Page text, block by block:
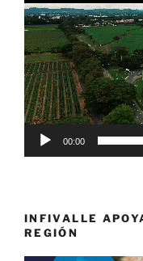
de
vídeo
00:00
INFIVALLE
REGIÓN